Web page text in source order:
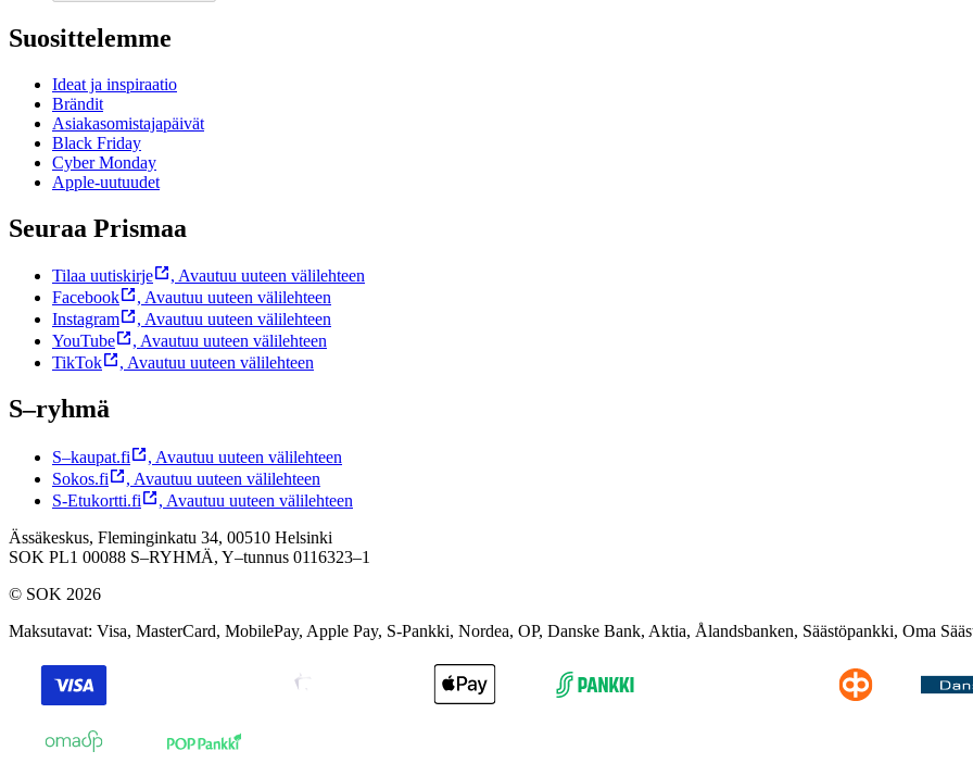
Suosittelemme
Ideat ja inspiraatio
Brändit
Asiakasomistajapäivät
Black Friday
Cyber Monday
Apple-uutuudet
Seuraa Prismaa
Tilaa uutiskirje , Avautuu uuteen välilehteen
Facebook
, Avautuu uuteen välilehteen
Instagram
, Avautuu uuteen välilehteen
YouTube
, Avautuu uuteen välilehteen
TikTok
, Avautuu uuteen välilehteen
S–ryhmä
S–kaupat.fi , Avautuu uuteen välilehteen
Sokos.fi
, Avautuu uuteen välilehteen
S-Etukortti.fi
, Avautuu uuteen välilehteen
Ässäkeskus, Fleminginkatu 34, 00510 Helsinki
SOK PL1 00088 S–RYHMÄ, Y–tunnus 0116323–1
© SOK 2026
Maksutavat: Visa, MasterCard, MobilePay, Apple Pay, S-Pankki, Nordea, OP, Danske Bank, Aktia, Ålandsbanken, Säästöpankki, Oma